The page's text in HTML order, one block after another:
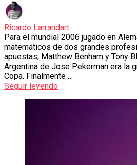
Ricardo Larrandart
Para el mundial 2006 jugado en
matemáticos de dos grandes
apuestas, Matthew Benham y Tony
Argentina de Jose Pekerman era la
Copa. Finalmente …
Seguir leyendo